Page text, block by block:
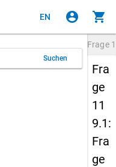
EN account_circle shopping_cart
Suchen
Frage
Fra
ge
11
9.1:
Fra
ge